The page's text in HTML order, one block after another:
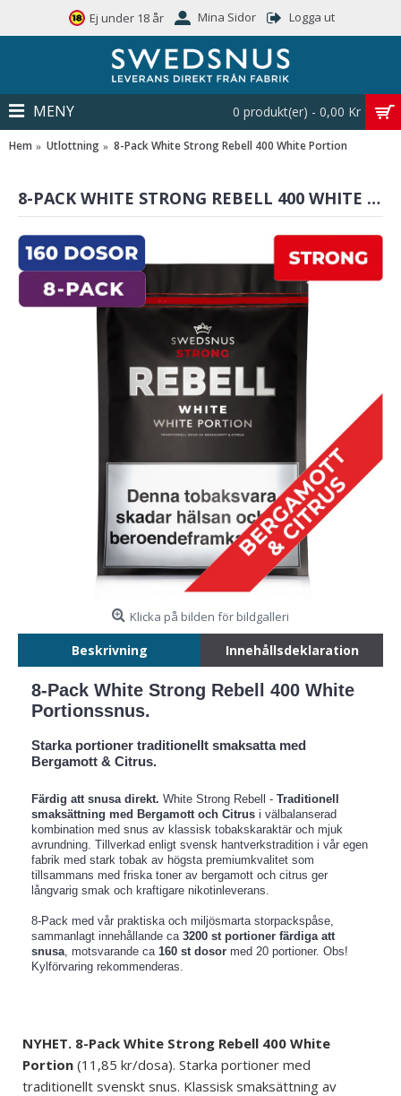
Ej under 18 år Mina Sidor Logga ut
0 produkt(er) - 0,00 Kr
MENY
Hem Utlottning 8-Pack White Strong Rebell 400 White Portion
8-PACK WHITE STRONG REBELL 400 WHITE PORTION
Klicka på bilden för bildgalleri
Beskrivning Innehållsdeklaration
8-Pack White Strong Rebell 400 White
Portionssnus.
Starka portioner traditionellt smaksatta med
Bergamott & Citrus.
Färdig att snusa direkt. White Strong Rebell - Traditionell
smaksättning med Bergamott och Citrus i välbalanserad
kombination med snus av klassisk tobakskaraktär och mjuk
avrundning. Tillverkad enligt svensk hantverkstradition i vår egen
fabrik med stark tobak av högsta premiumkvalitet som
tillsammans med friska toner av bergamott och citrus ger
långvarig smak och kraftigare nikotinleverans.
8-Pack med vår praktiska och miljösmarta storpackspåse,
sammanlagt innehållande ca 3200 st portioner färdiga att
snusa, motsvarande ca 160 st dosor med 20 portioner. Obs!
Kylförvaring rekommenderas.
NYHET. 8-Pack White Strong Rebell 400 White
Portion (11,85 kr/dosa). Starka portioner med
traditionellt svenskt snus. Klassisk smaksättning av